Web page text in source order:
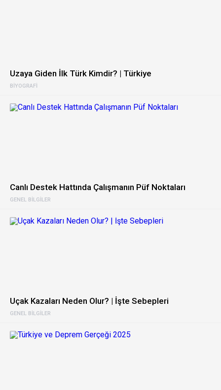
BIYOGRAFI
Uzaya Giden İlk Türk Kimdir? | Türkiye
GENEL BILGILER
Canlı Destek Hattında Çalışmanın Püf Noktaları
GENEL BILGILER
Uçak Kazaları Neden Olur? | İşte Sebepleri